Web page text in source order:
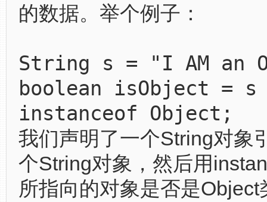
的数据。举个例子：
String s = "I AM an
boolean isObject = s
instanceof Object;
我们声明了一个String对象
个String对象，然后用
所指向的对象是否是Object